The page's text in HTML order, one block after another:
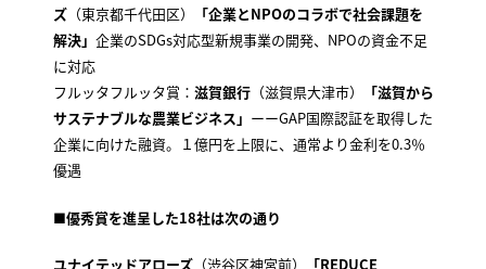
ズ（東京都千代田区）
「企業とNPOのコラボで社会課題を
解決」 企業のSDGs対応型新規事業の開発、NPOの資金不足
に対応
フルッタフルッタ賞： 滋賀銀行（滋賀県大津市）
「滋賀から
サステナブルな農業ビジネス」 ーーGAP国際認証を取得した
企業に向けた融資。１億円を上限に、通常より金利を0.3％
優遇
■優秀賞を進呈した18社は次の通り
ユナイテッドアローズ（渋谷区神宮前）
「REDUCE